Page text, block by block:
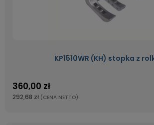
KP1510WR (KH) stopka z
360,00 zł
292,68 zł (CENA NETTO)